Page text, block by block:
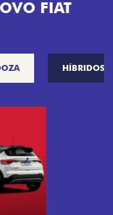
FIAT
HÍBRIDOS